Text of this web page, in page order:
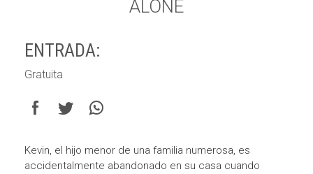
ALONE
ENTRADA:
Gratuita
Kevin, el hijo menor de una familia numerosa, es
accidentalmente abandonado en su casa cuando